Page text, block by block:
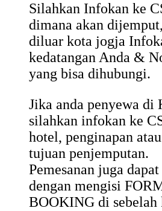
Silahkan Infokan ke
dimana akan
diluar kota jogja
kedatangan Anda &
yang bisa dihubungi.
Jika anda penyewa di
silahkan infokan ke
hotel, penginapan
tujuan penjemputan.
Pemesanan juga
dengan mengisi
BOOKING di